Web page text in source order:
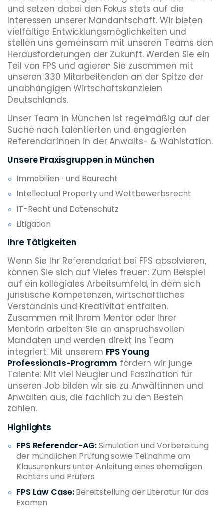
und setzen dabei den Fokus stets auf die
Interessen unserer Mandantschaft. Wir bieten
vielfältige Entwicklungsmöglichkeiten und
stellen uns gemeinsam mit unseren Teams den
Herausforderungen der Zukunft. Werden Sie ein
Teil von FPS und agieren Sie zusammen mit
unseren 330 Mitarbeitenden an der Spitze der
unabhängigen Wirtschaftskanzleien
Deutschlands.
Unser Team in München ist regelmäßig auf der
Suche nach talentierten und engagierten
Referendar:innen in der Anwalts- & Wahlstation.
Unsere Praxisgruppen in München
Immobilien- und Baurecht
Intellectual Property und Wettbewerbsrecht
IT-Recht und Datenschutz
Litigation
Ihre Tätigkeiten
Wenn Sie Ihr Referendariat bei FPS absolvieren,
können Sie sich auf Vieles freuen: Zum Beispiel
auf ein kollegiales Arbeitsumfeld, in dem sich
juristische Kompetenzen, wirtschaftliches
Verständnis und Kreativität entfalten.
Zusammen mit Ihrem Mentor oder Ihrer
Mentorin arbeiten Sie an anspruchsvollen
Mandaten und werden direkt ins Team
integriert. Mit unserem FPS Young
Professionals-Programm fördern wir junge
Talente: Mit viel Neugier und Faszination für
unseren Job bilden wir sie zu Anwältinnen und
Anwälten aus, die fachlich zu den Besten
zählen.
Highlights
FPS Referendar-AG:Simulation und Vorbereitung
der mündlichen Prüfung sowie Teilnahme am
Klausurenkurs unter Anleitung eines ehemaligen
Richters und Prüfers
FPS Law Case: Bereitstellung der Literatur für das
Examen